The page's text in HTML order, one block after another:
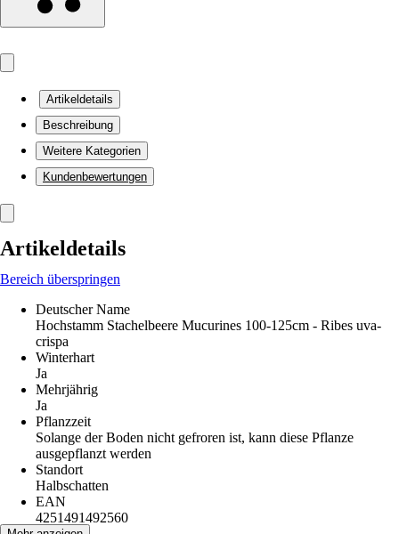
Artikeldetails
Beschreibung
Weitere Kategorien
Kundenbewertungen
Artikeldetails
Bereich überspringen
Deutscher Name
Hochstamm Stachelbeere Mucurines 100-125cm - Ribes uva-
crispa
Winterhart
Ja
Mehrjährig
Ja
Pflanzzeit
Solange der Boden nicht gefroren ist, kann diese Pflanze
ausgepflanzt werden
Standort
Halbschatten
EAN
4251491492560